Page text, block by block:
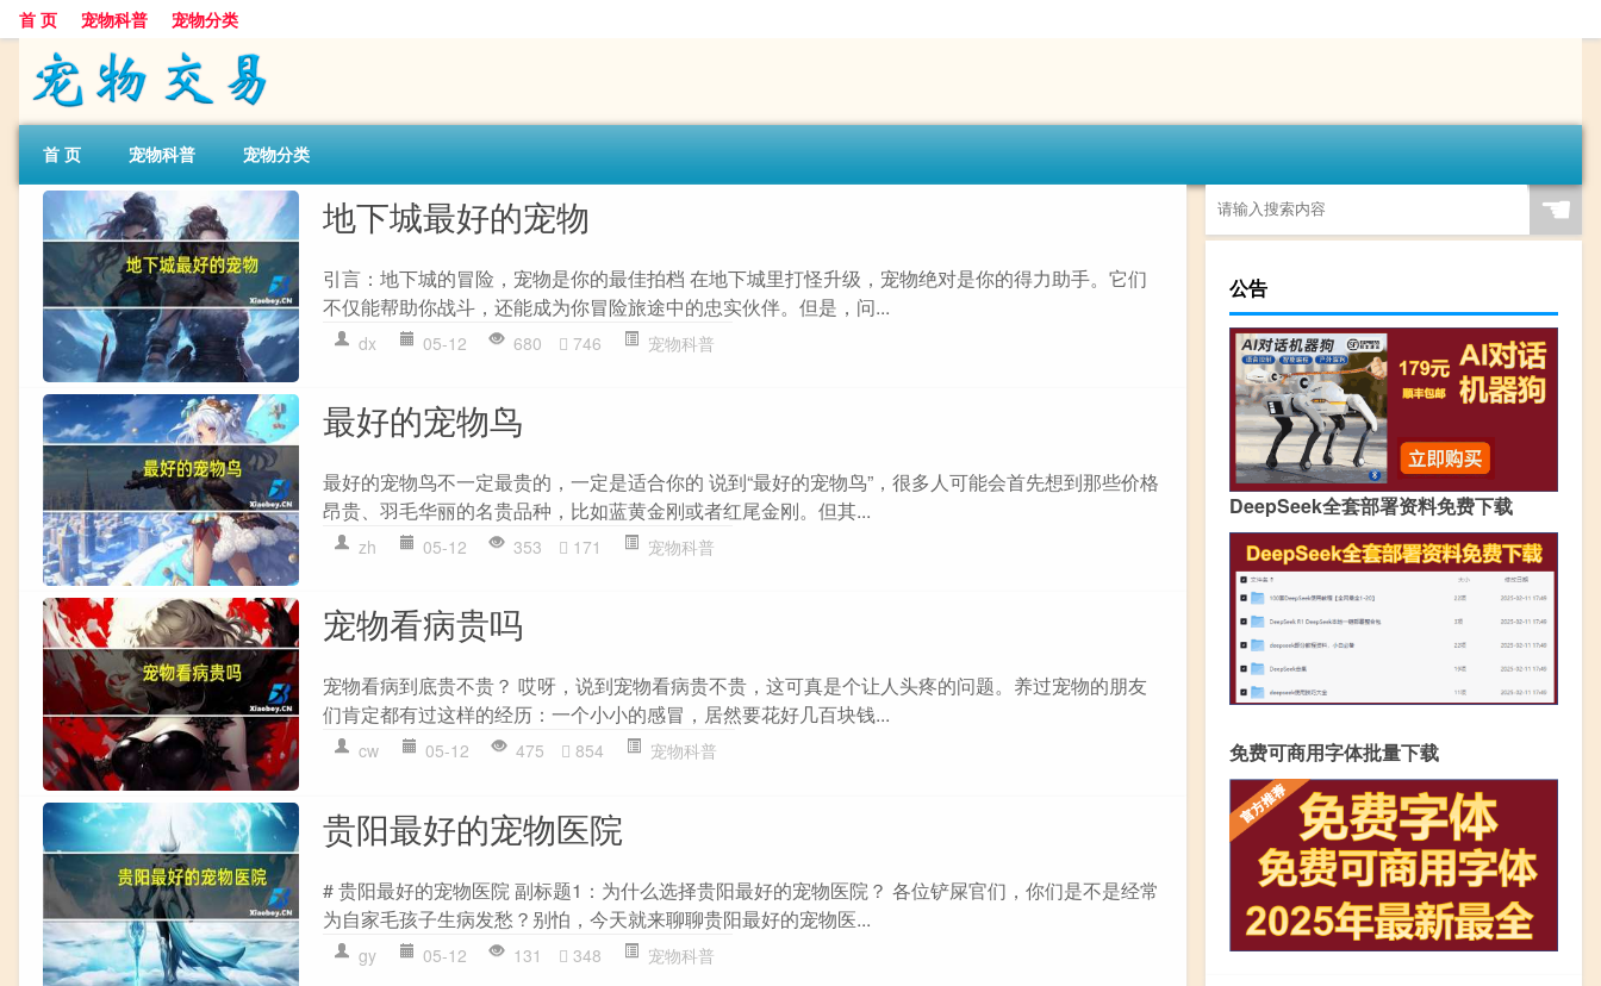
首 页 宠物科普 宠物分类
首 页 宠物科普 宠物分类
地下城最好的宠物
引言：地下城的冒险，宠物是你的最佳拍档 在地下城里打怪升级，宠物绝对是你的得力助手。它们
不仅能帮助你战斗，还能成为你冒险旅途中的忠实伙伴。但是，问...
dx 05-12 680 746 宠物科普
最好的宠物鸟
最好的宠物鸟不一定最贵的，一定是适合你的 说到“最好的宠物鸟”，很多人可能会首先想到那些价格
昂贵、羽毛华丽的名贵品种，比如蓝黄金刚或者红尾金刚。但其...
zh 05-12 353 171 宠物科普
宠物看病贵吗
宠物看病到底贵不贵？ 哎呀，说到宠物看病贵不贵，这可真是个让人头疼的问题。养过宠物的朋友
们肯定都有过这样的经历：一个小小的感冒，居然要花好几百块钱...
cw 05-12 475 854 宠物科普
贵阳最好的宠物医院
# 贵阳最好的宠物医院 副标题1：为什么选择贵阳最好的宠物医院？ 各位铲屎官们，你们是不是经常
为自家毛孩子生病发愁？别怕，今天就来聊聊贵阳最好的宠物医...
gy 05-12 131 348 宠物科普
☚
公告
DeepSeek全套部署资料免费下载
免费可商用字体批量下载